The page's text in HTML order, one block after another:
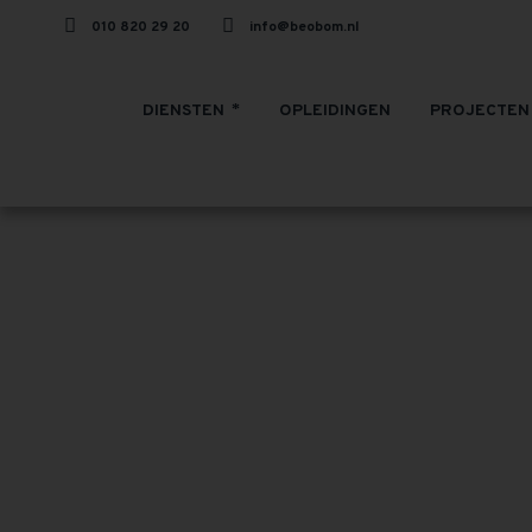
010 820 29 20 info@beobom.nl
DIENSTEN OPLEIDINGEN PROJECTEN